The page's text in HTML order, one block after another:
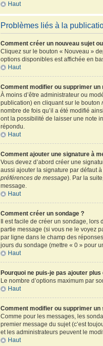
Haut
Problèmes liés à la
Comment créer un nouveau sujet
Cliquez sur le bouton « Nouveau »
options disponibles est affichée en
Haut
Comment modifier ou supprimer un
À moins d’être administrateur ou
publication) en cliquant sur le bouton
nombre de fois qu’il a été modifié
ont la possibilité de laisser une note
répondu.
Haut
Comment ajouter une signature à
Vous devez d’abord créer une
aussi ajouter la signature par défaut
préférences de message). Par la
message.
Haut
Comment créer un sondage ?
Il est facile de créer un sondage,
partie message (si vous ne le voyez
par ligne dans le champ des
jours du sondage (mettre « 0 » pour
Haut
Pourquoi ne puis-je pas ajouter plus
Le nombre d’options maximum par
Haut
Comment modifier ou supprimer un
Comme pour les messages, les
premier message du sujet (c’est
et les administrateurs peuvent le
Haut